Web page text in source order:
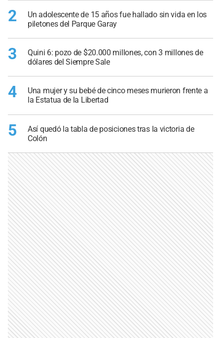
2
Un adolescente de 15 años fue hallado sin vida en los
piletones del Parque Garay
3
Quini 6: pozo de $20.000 millones, con 3 millones de
dólares del Siempre Sale
4
Una mujer y su bebé de cinco meses murieron frente a
la Estatua de la Libertad
5
Así quedó la tabla de posiciones tras la victoria de
Colón